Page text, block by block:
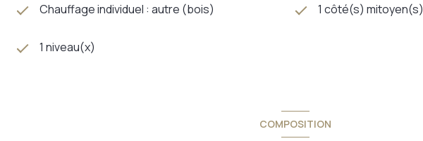
Chauffage individuel : autre (bois) 1 côté(s) mitoyen(s)
1 niveau(x)
COMPOSITION